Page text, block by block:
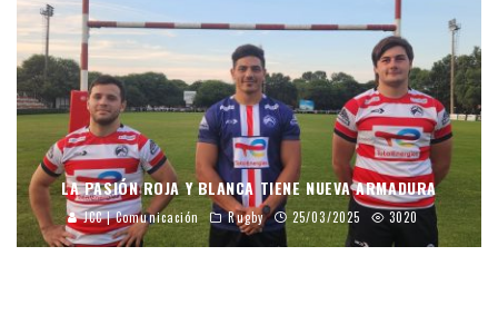
LA PASIÓN ROJA Y BLANCA TIENE NUEVA ARMADURA
JCC | Comunicación Rugby 25/03/2025 3020